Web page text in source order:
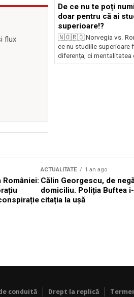
flux
De ce nu te poți
doar pentru că ai
superioare!?
🇳🇴🇷🇴 Norvegia vs.
ce nu studiile superioare
diferența, ci mentalitatea
României:
ACTUALITATE 1 an ago
Călin Georgescu, de
domiciliu. Poliția Buftea
citația la ușă
conduită Drept la replică